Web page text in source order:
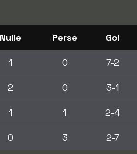
Nulle Perse Gol
1 0 7-2
2 0 3-1
1 1 2-4
0 3 2-7